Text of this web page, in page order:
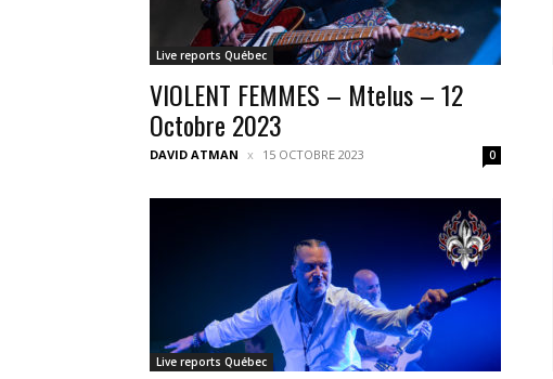
Live reports Québec
VIOLENT FEMMES – Mtelus – 12
Octobre 2023
DAVID ATMAN 15 OCTOBRE 2023 0
Live reports Québec